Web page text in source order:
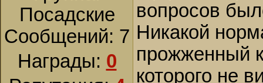
Посадские
Сообщений: 7
Награды: 0
вопросов
Никакой
прожженный
которого не